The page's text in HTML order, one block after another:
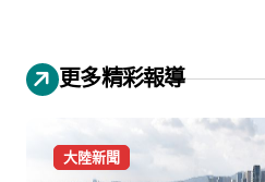
更多精彩報導
大陸新聞